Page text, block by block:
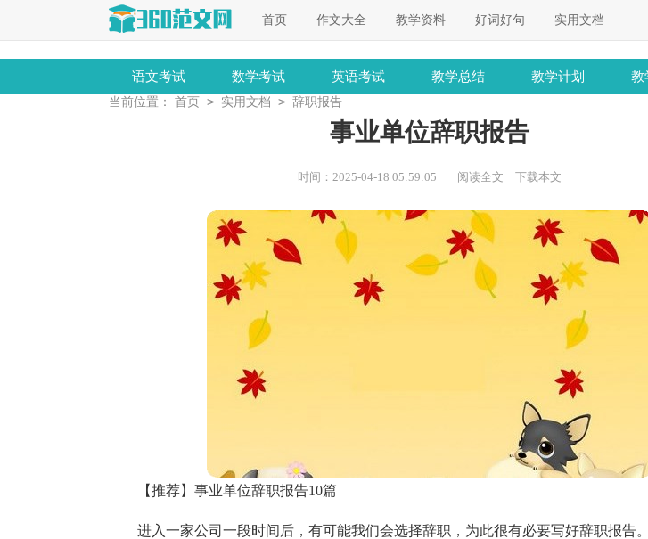
首页 作文大全 教学资料 好词好句 实用文档
语文考试 数学考试 英语考试 教学总结 教学计划 教
当前位置： 首页 > 实用文档 > 辞职报告
事业单位辞职报告
时间：2025-04-18 05:59:05 阅读全文 下载本文
【推荐】事业单位辞职报告10篇
进入一家公司一段时间后，有可能我们会选择辞职，为此很有必要写好辞职报告